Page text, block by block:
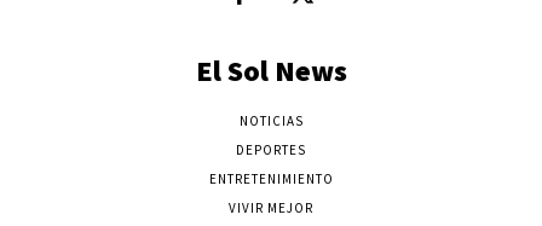
El Sol News
NOTICIAS
DEPORTES
ENTRETENIMIENTO
VIVIR MEJOR